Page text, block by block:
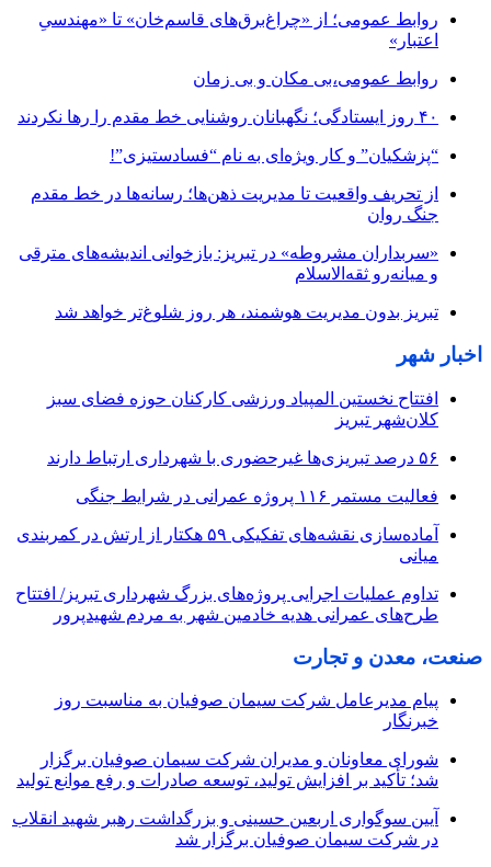
روابط عمومی؛ از «چراغ‌برق‌های قاسم‌خان» تا «مهندسیِ
اعتبار»
روابط عمومی،بی مکان و بی زمان
۴۰ روز ایستادگی؛ نگهبانان روشنایی خط مقدم را رها نکردند
“پزشکیان” و کار ویژه‌ای به نام “فسادستیزی”!
از تحریف واقعیت تا مدیریت ذهن‌ها؛ رسانه‌ها در خط مقدم
جنگ روان
«سربداران مشروطه» در تبریز: بازخوانی اندیشه‌های مترقی
و میانه‌رو ثقه‌الاسلام
تبریز بدون مدیریت هوشمند، هر روز شلوغ‌تر خواهد شد
اخبار شهر
افتتاح نخستین المپیاد ورزشی کارکنان حوزه فضای سبز
کلان‌شهر تبریز
۵۶ درصد تبریزی‌ها غیرحضوری با شهرداری ارتباط دارند
فعالیت مستمر ۱۱۶ پروژه عمرانی در شرایط جنگی
آماده‌سازی نقشه‌های تفکیکی ۵۹ هکتار از ارتش در کمربندی
میانی
تداوم عملیات اجرایی پروژه‌های بزرگ شهرداری تبریز/ افتتاح
طرح‌های عمرانی هدیه خادمین شهر به مردم شهیدپرور
صنعت، معدن و تجارت
پیام مدیرعامل شرکت سیمان صوفیان به مناسبت روز
خبرنگار
شورای معاونان و مدیران شرکت سیمان صوفیان برگزار
شد؛ تأکید بر افزایش تولید، توسعه صادرات و رفع موانع تولید
آیین سوگواری اربعین حسینی و بزرگداشت رهبر شهید انقلاب
در شرکت سیمان صوفیان برگزار شد